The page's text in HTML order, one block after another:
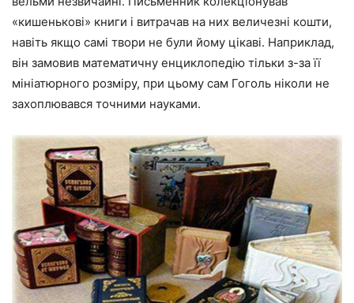
«кишенькові» книги і витрачав на них величезні кошти,
навіть якщо самі твори не були йому цікаві. Наприклад,
він замовив математичну енциклопедію тільки з-за її
мініатюрного розміру, при цьому сам Гоголь ніколи не
захоплювався точними науками.